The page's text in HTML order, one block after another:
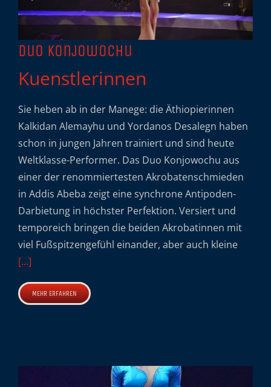
Duo Konjowochu
Kuenstlerinnen
Sie heben ab in der Manege: die Äthiopierinnen
Kalkidan Alemayhu und Yordanos Desalegn haben
schon in jungen Jahren trainiert und sind heute
Weltklasse-Performer. Das Duo Konjowochu aus
einer der renommiertesten Akrobatenschmieden
in Addis Abeba zeigt eine synchrone Antipoden-
Darbietung in höchster Perfektion. Versiert und
temporeich bringen die beiden Akrobatinnen mit
viel Fußspitzengefühl einander, aber auch kleine
[...]
MEHR ERFAHREN